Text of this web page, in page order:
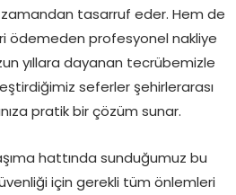
tasarruf eder. Hem de
ödemeden profesyonel nakliye
yıllara dayanan tecrübemizle
seferler şehirlerarası
pratik bir çözüm sunar.
hattında sunduğumuz bu
için gerekli tüm önlemleri